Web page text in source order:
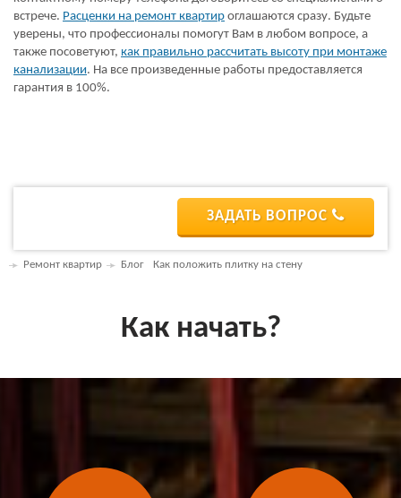
встрече. Расценки на ремонт квартир оглашаются сразу. Будьте
уверены, что профессионалы помогут Вам в любом вопросе, а
также посоветуют, как правильно рассчитать высоту при монтаже
канализации. На все произведенные работы предоставляется
гарантия в 100%.
ЗАДАТЬ ВОПРОС
Ремонт квартир Блог Как положить плитку на стену
Как начать?